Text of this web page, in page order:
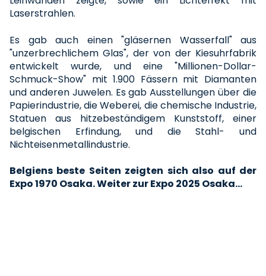
Laserstrahlen.
Es gab auch einen "gläsernen Wasserfall" aus
"unzerbrechlichem Glas", der von der Kiesuhrfabrik
entwickelt wurde, und eine "Millionen-Dollar-
Schmuck-Show" mit 1.900 Fässern mit Diamanten
und anderen Juwelen. Es gab Ausstellungen über die
Papierindustrie, die Weberei, die chemische Industrie,
Statuen aus hitzebeständigem Kunststoff, einer
belgischen Erfindung, und die Stahl- und
Nichteisenmetallindustrie.
Belgiens beste Seiten zeigten sich also auf der
Expo 1970 Osaka. Weiter zur Expo 2025 Osaka...